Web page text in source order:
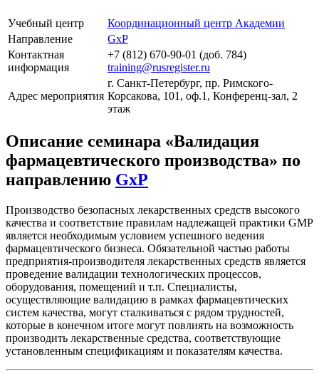
Учебный центр
Координационный центр Академии
Направление
GxP
Контактная
информация
+7 (812) 670-90-01 (доб. 784)
training@rusregister.ru
Адрес мероприятия
г. Санкт-Петербург, пр. Римского-
Корсакова, 101, оф.1, Конференц-зал, 2
этаж
Описание семинара «Валидация
фармацевтического производства» по
направлению GxP
Производство безопасных лекарственных средств высокого
качества и соответствие правилам надлежащей практики GMP
является необходимым условием успешного ведения
фармацевтического бизнеса. Обязательной частью работы
предприятия-производителя лекарственных средств является
проведение валидации технологических процессов,
оборудования, помещений и т.п. Специалисты,
осуществляющие валидацию в рамках фармацевтических
систем качества, могут сталкиваться с рядом трудностей,
которые в конечном итоге могут повлиять на возможность
производить лекарственные средства, соответствующие
установленным спецификациям и показателям качества.